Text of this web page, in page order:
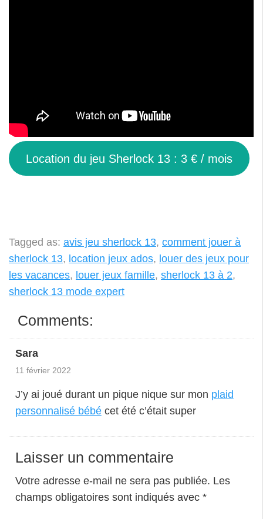
Location du jeu Sherlock 13 : 3 € / mois
Tagged as: avis jeu sherlock 13, comment jouer à
sherlock 13, location jeux ados, louer des jeux pour
les vacances, louer jeux famille, sherlock 13 à 2,
sherlock 13 mode expert
Comments:
Sara
11 février 2022
J’y ai joué durant un pique nique sur mon plaid
personnalisé bébécet été c’était super
Laisser un commentaire
Votre adresse e-mail ne sera pas publiée. Les
champs obligatoires sont indiqués avec *